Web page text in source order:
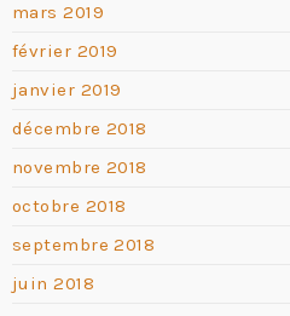
mars 2019
février 2019
janvier 2019
décembre 2018
novembre 2018
octobre 2018
septembre 2018
juin 2018